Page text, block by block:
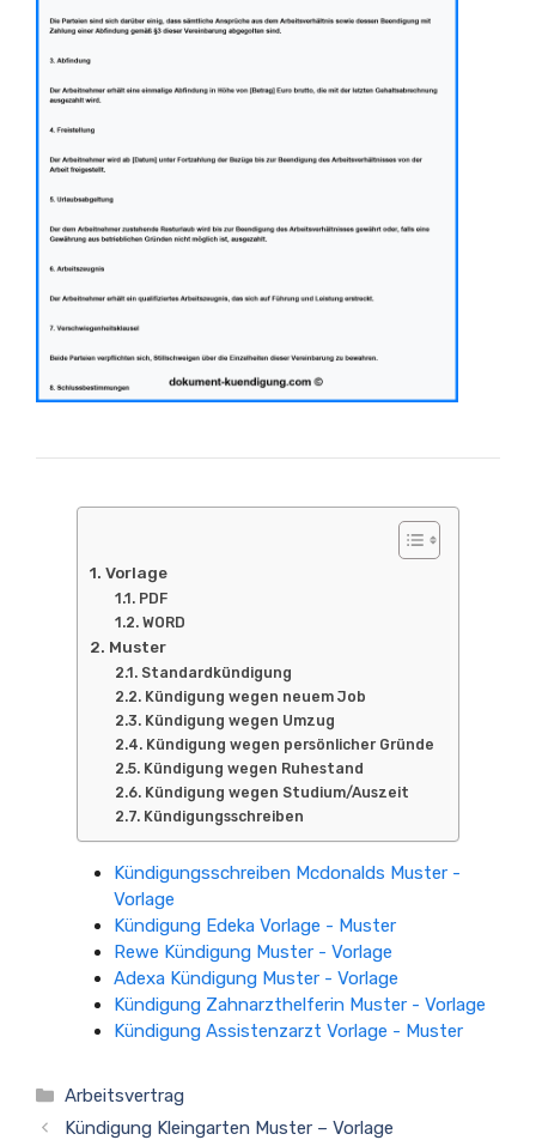
Vorlage
PDF
WORD
Muster
Standardkündigung
Kündigung wegen neuem Job
Kündigung wegen Umzug
Kündigung wegen persönlicher Gründe
Kündigung wegen Ruhestand
Kündigung wegen Studium/Auszeit
Kündigungsschreiben
Kündigungsschreiben Mcdonalds Muster -
Vorlage
Kündigung Edeka Vorlage - Muster
Rewe Kündigung Muster - Vorlage
Adexa Kündigung Muster - Vorlage
Kündigung Zahnarzthelferin Muster - Vorlage
Kündigung Assistenzarzt Vorlage - Muster
Kategorien
Arbeitsvertrag
Kündigung Kleingarten Muster – Vorlage